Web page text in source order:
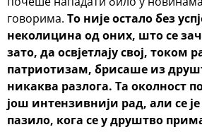
говорима. То није остало без
неколицина од оних, што се
зато, да освјетлају свој, током
патриотизам, брисаше из
никаква разлога. Та околност
још интензивнији рад, али се
пазило, кога се у друштво